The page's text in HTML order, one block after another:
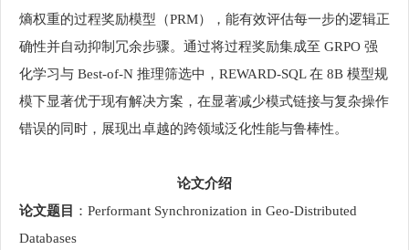
熵权重的过程奖励模型（PRM），能有效评估每一步的逻辑正
确性并自动抑制冗余步骤。通过将过程奖励集成至 GRPO 强
化学习与 Best-of-N 推理筛选中，REWARD-SQL 在 8B 模型规
模下显著优于现有解决方案，在显著减少模式链接与复杂操作
错误的同时，展现出卓越的跨领域泛化性能与鲁棒性。
论文介绍
论文题目
：Performant Synchronization in Geo-Distributed
Databases